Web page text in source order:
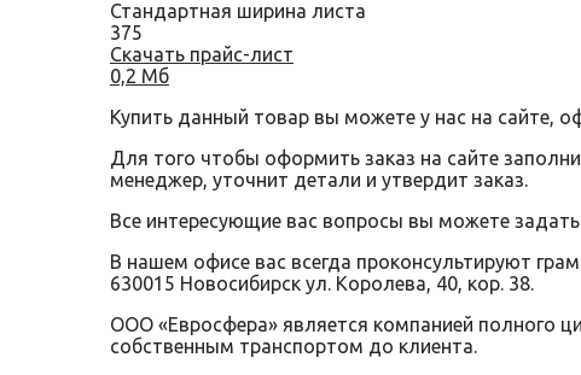
Стандартная ширина листа
375
Скачать прайс-лист
0,2 Мб
Купить данный товар вы можете у нас на сайте,
Для того чтобы оформить заказ на сайте
менеджер, уточнит детали и утвердит заказ.
Все интересующие вас вопросы вы можете
В нашем офисе вас всегда проконсультируют
630015 Новосибирск ул. Королева, 40, кор. 38.
ООО «Евросфера» является компанией полного
собственным транспортом до клиента.